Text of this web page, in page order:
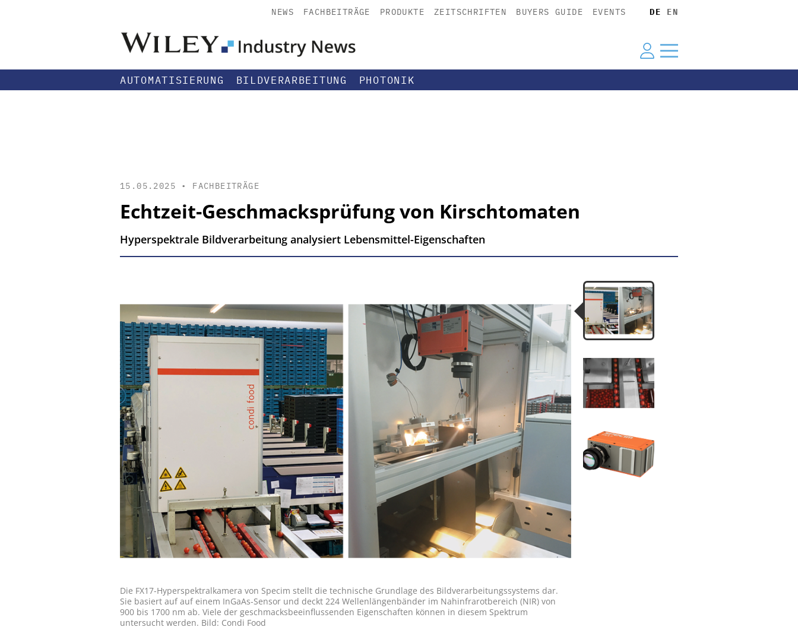
NEWS FACHBEITRÄGE PRODUKTE ZEITSCHRIFTEN BUYERS GUIDE EVENTS DE EN
AUTOMATISIERUNG BILDVERARBEITUNG PHOTONIK
15.05.2025 • FACHBEITRÄGE
Echtzeit-Geschmacksprüfung von Kirschtomaten
Hyperspektrale Bildverarbeitung analysiert Lebensmittel-Eigenschaften
Die FX17-Hyperspektralkamera von Specim stellt die technische Grundlage des Bildverarbeitungssystems dar.
Sie basiert auf auf einem InGaAs-Sensor und deckt 224 Wellenlängenbänder im Nahinfrarotbereich (NIR) von
900 bis 1700 nm ab. Viele der geschmacksbeeinflussenden Eigenschaften können in diesem Spektrum
untersucht werden. Bild: Condi Food